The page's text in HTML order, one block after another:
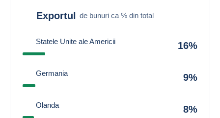
Exportul de bunuri ca % din total
Statele Unite ale Americii 16%
Germania 9%
Olanda 8%